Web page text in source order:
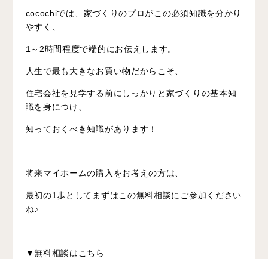
cocochiでは、家づくりのプロがこの必須知識を分かり
やすく、
1～2時間程度で端的にお伝えします。
人生で最も大きなお買い物だからこそ、
住宅会社を見学する前にしっかりと家づくりの基本知
識を身につけ、
知っておくべき知識があります！
将来マイホームの購入をお考えの方は、
最初の1歩としてまずはこの無料相談にご参加ください
ね♪
▼無料相談はこちら